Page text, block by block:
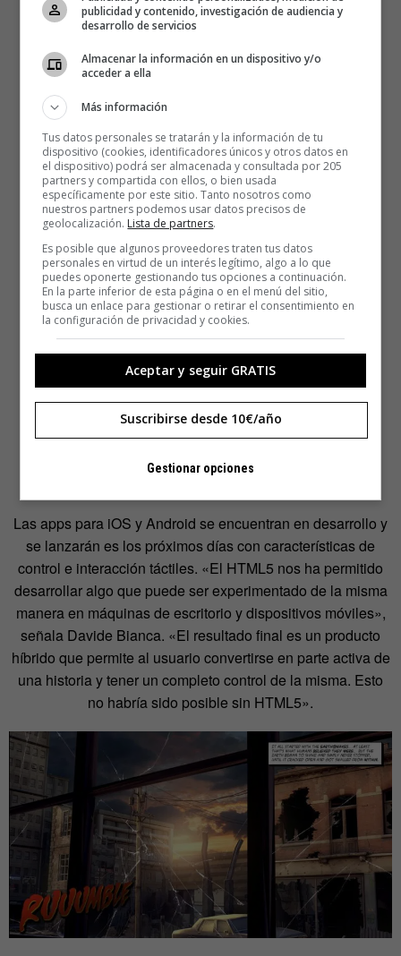
Las apps para iOS y Android se encuentran en desarrollo y
se lanzarán es los próximos días con características de
control e interacción táctiles. «El HTML5 nos ha permitido
desarrollar algo que puede ser experimentado de la misma
manera en máquinas de escritorio y dispositivos móviles»,
señala Davide Bianca. «El resultado final es un producto
híbrido que permite al usuario convertirse en parte activa de
una historia y tener un completo control de la misma. Esto
no habría sido posible sin HTML5».
publicidad y contenido, investigación de audiencia y
desarrollo de servicios
Almacenar la información en un dispositivo y/o
acceder a ella
Más información
Tus datos personales se tratarán y la información de tu
dispositivo (cookies, identificadores únicos y otros datos en
el dispositivo) podrá ser almacenada y consultada por 205
partners y compartida con ellos, o bien usada
específicamente por este sitio. Tanto nosotros como
nuestros partners podemos usar datos precisos de
geolocalización. Lista de partners.
Es posible que algunos proveedores traten tus datos
personales en virtud de un interés legítimo, algo a lo que
puedes oponerte gestionando tus opciones a continuación.
En la parte inferior de esta página o en el menú del sitio,
busca un enlace para gestionar o retirar el consentimiento en
la configuración de privacidad y cookies.
Aceptar y seguir GRATIS
Suscribirse desde 10€/año
Gestionar opciones